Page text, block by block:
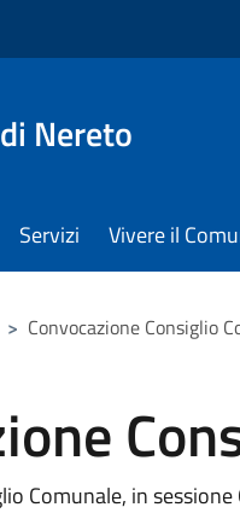
Nereto
Servizi Vivere il
> Convocazione Consiglio
Comunale, in